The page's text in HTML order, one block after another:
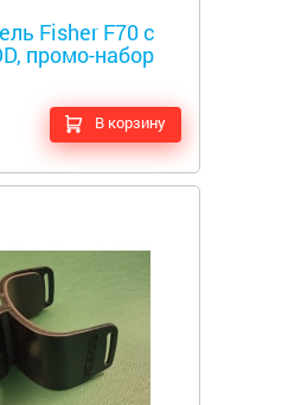
Fisher F70 с
промо-набор
В корзину